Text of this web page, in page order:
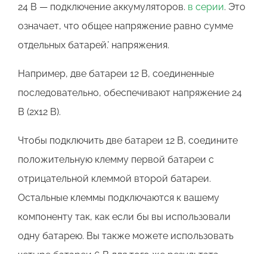
24 В — подключение аккумуляторов. в серии. Это
означает, что общее напряжение равно сумме
отдельных батарей.’ напряжения.
Например, две батареи 12 В, соединенные
последовательно, обеспечивают напряжение 24
В (2x12 В).
Чтобы подключить две батареи 12 В, соедините
положительную клемму первой батареи с
отрицательной клеммой второй батареи.
Остальные клеммы подключаются к вашему
компоненту так, как если бы вы использовали
одну батарею. Вы также можете использовать